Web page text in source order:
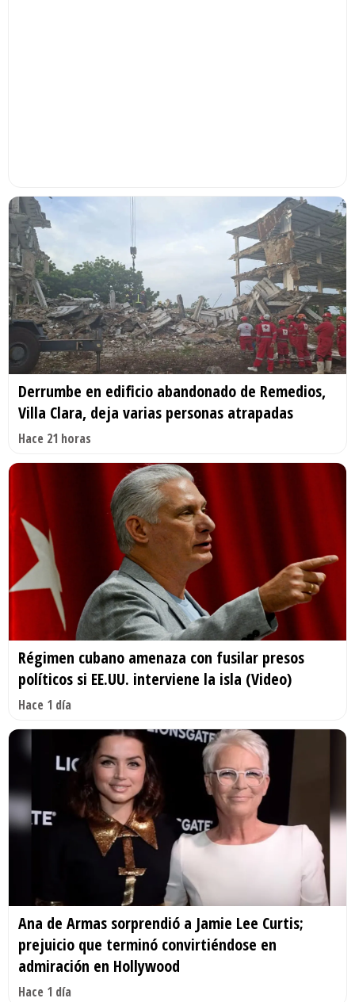
Derrumbe en edificio abandonado de Remedios,
Villa Clara, deja varias personas atrapadas
Hace 21 horas
Régimen cubano amenaza con fusilar presos
políticos si EE.UU. interviene la isla (Video)
Hace 1 día
Ana de Armas sorprendió a Jamie Lee Curtis;
prejuicio que terminó convirtiéndose en
admiración en Hollywood
Hace 1 día